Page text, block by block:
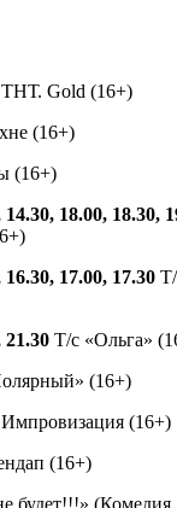
ТНТ. Gold (16+)
(16+)
(16+)
18.00, 18.30,
17.00, 17.30
21.30 Т/с «Ольга»
(16+)
Импровизация (16+)
(16+)
будет!!!»